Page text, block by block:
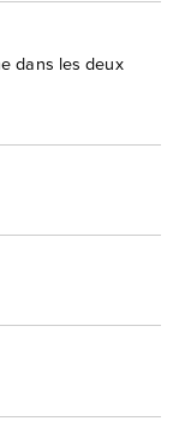
dans les deux